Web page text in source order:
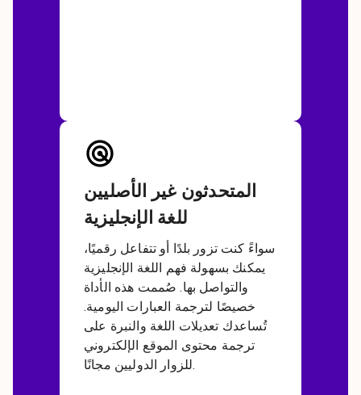
المتحدثون غير الأصليين
للغة الإنجليزية
سواءً كنت تزور بلدًا أو تتفاعل رقميًا،
يمكنك بسهولة فهم اللغة الإنجليزية
والتواصل بها. صُممت هذه الأداة
خصيصًا لترجمة العبارات اليومية.
تُساعدك تعديلات اللغة والنبرة على
ترجمة محتوى الموقع الإلكتروني
للزوار الدوليين مجانًا.